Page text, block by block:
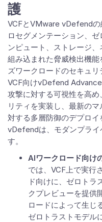
護
VCFとVMware vDefendの
ロセグメンテーション、
ンピュート、ストレージ
組み込まれた脅威検出機
ズワークロードのセキュリ
VCF向けvDefend
攻撃に対する可視性を高
リティを実装し、最新の
対する多層防御のデプロ
vDefendは、モダンプライ
す。
AIワークロード向け
では、VCF上で実行
ド向けに、ゼロトラ
クプレビューを提供
ロードによって生じ
ゼロトラストモデル